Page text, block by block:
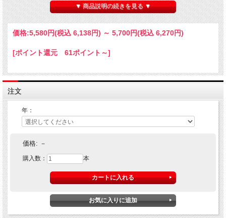
り。泡立ちは爽やかで優しく、白い花の香水のような官能的なフレーバーがあり、
ほのかに甘く染み入るようなまろやかなエ
キスにフレッシュな酸、滋味深くチョーキーなミネラルがきれいに溶け込む！
▼ 商品説明の続きを見る ▼
価格:5,580円(税込 6,138円) ～ 5,700円(税込 6,270円)
[ポイント還元 61ポイント～]
注文
年：
価格: －
購入数： 本